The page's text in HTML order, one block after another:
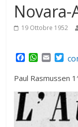
Novara-
19 Ottobre 1952
F
c
e
b
o
o
k
W
a
t
s
A
E
a
i
l
T
i
t
t
e
r
Paul Rasmussen 1′